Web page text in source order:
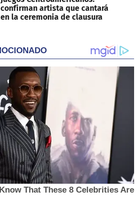
confirman artista que cantará
en la ceremonia de clausura